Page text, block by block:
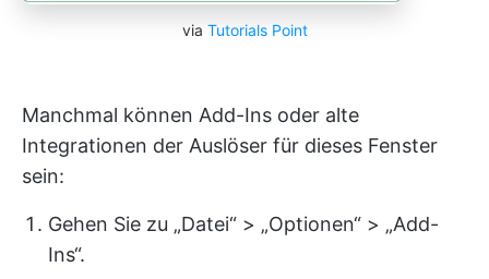
via Tutorials Point
Manchmal können Add-Ins oder alte
Integrationen der Auslöser für dieses Fenster
sein:
Gehen Sie zu „Datei“ > „Optionen“ > „Add-
Ins“.